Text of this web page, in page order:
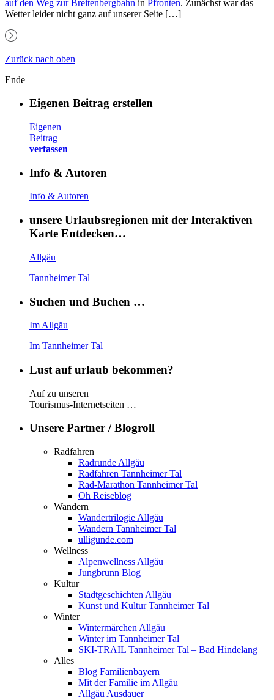
auf den Weg zur Breitenbergbahn in Pfronten. Zunächst war das
Wetter leider nicht ganz auf unserer Seite […]
Zurück nach oben
Ende
Eigenen Beitrag erstellen
Eigenen
Beitrag
verfassen
Info & Autoren
Info & Autoren
unsere Urlaubsregionen mit der Interaktiven
Karte Entdecken…
Allgäu
Tannheimer Tal
Suchen und Buchen …
Im Allgäu
Im Tannheimer Tal
Lust auf urlaub bekommen?
Auf zu unseren
Tourismus-Internetseiten …
Unsere Partner / Blogroll
Radfahren
Radrunde Allgäu
Radfahren Tannheimer Tal
Rad-Marathon Tannheimer Tal
Oh Reiseblog
Wandern
Wandertrilogie Allgäu
Wandern Tannheimer Tal
ulligunde.com
Wellness
Alpenwellness Allgäu
Jungbrunn Blog
Kultur
Stadtgeschichten Allgäu
Kunst und Kultur Tannheimer Tal
Winter
Wintermärchen Allgäu
Winter im Tannheimer Tal
SKI-TRAIL Tannheimer Tal – Bad Hindelang
Alles
Blog Familienbayern
Mit der Familie im Allgäu
Allgäu Ausdauer